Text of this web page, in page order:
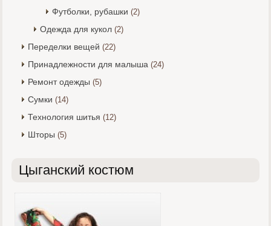
Футболки, рубашки (2)
Одежда для кукол (2)
Переделки вещей (22)
Принадлежности для малыша (24)
Ремонт одежды (5)
Сумки (14)
Технология шитья (12)
Шторы (5)
Цыганский костюм